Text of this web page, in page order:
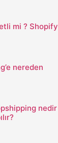
mi ? Shopify
nereden
nedir